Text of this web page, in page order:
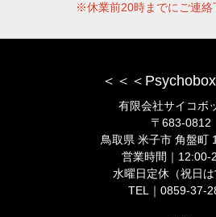
※休業前20時までにご連絡
＜＜＜
有限会社サイコボ
〒683-0812
鳥取県 米子市 角盤町
営業時間｜12:00-
水曜日定休（祝日は
TEL｜0859-37-